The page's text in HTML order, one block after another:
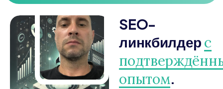
SEO-
линкбилдер с
опытом.